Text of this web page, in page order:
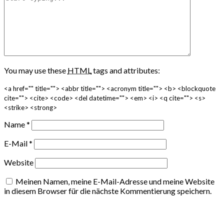
You may use these HTMLtags and attributes:
<a href="" title=""> <abbr title=""> <acronym title=""> <b> <blockquote
cite=""> <cite> <code> <del datetime=""> <em> <i> <q cite=""> <s>
<strike> <strong>
Name*
E-Mail*
Website
Meinen Namen, meine E-Mail-Adresse und meine Website
in diesem Browser für die nächste Kommentierung speichern.